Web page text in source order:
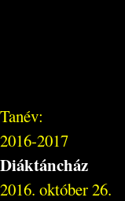
Tanév:
2016-2017
Diáktáncház
2016. október 26.